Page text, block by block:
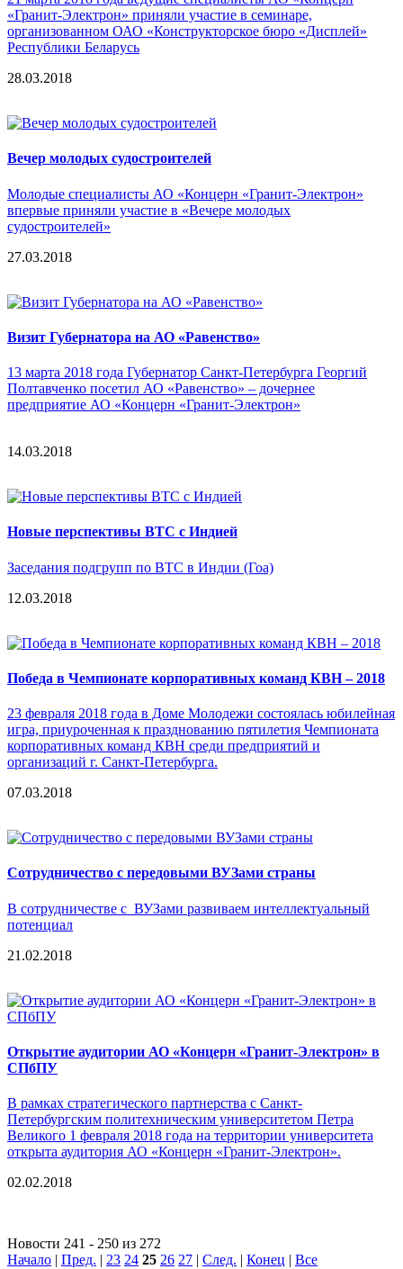
«Гранит-Электрон» приняли участие в семинаре,
организованном ОАО «Конструкторское бюро «Дисплей»
Республики Беларусь
28.03.2018
Вечер молодых судостроителей
Молодые специалисты АО «Концерн «Гранит-Электрон»
впервые приняли участие в «Вечере молодых
судостроителей»
27.03.2018
Визит Губернатора на АО «Равенство»
13 марта 2018 года Губернатор Санкт-Петербурга Георгий
Полтавченко посетил АО «Равенство» – дочернее
предприятие АО «Концерн «Гранит-Электрон»
14.03.2018
Новые перспективы ВТС с Индией
Заседания подгрупп по ВТС в Индии (Гоа)
12.03.2018
Победа в Чемпионате корпоративных команд КВН – 2018
23 февраля 2018 года в Доме Молодежи состоялась юбилейная
игра, приуроченная к празднованию пятилетия Чемпионата
корпоративных команд КВН среди предприятий и
организаций г. Санкт-Петербурга.
07.03.2018
Сотрудничество с передовыми ВУЗами страны
В сотрудничестве с ВУЗами развиваем интеллектуальный
потенциал
21.02.2018
Открытие аудитории АО «Концерн «Гранит-Электрон» в
СПбПУ
В рамках стратегического партнерства с Санкт-
Петербургским политехническим университетом Петра
Великого 1 февраля 2018 года на территории университета
открыта аудитория АО «Концерн «Гранит-Электрон».
02.02.2018
Новости 241 - 250 из 272
Начало | Пред. | 23 24 25 26 27 | След. | Конец | Все